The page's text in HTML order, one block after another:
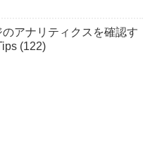
アナリティクスを確認す
(122)